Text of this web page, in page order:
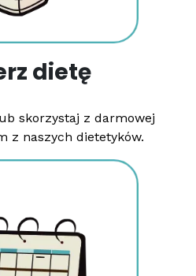
dietę
skorzystaj z darmowej
z naszych dietetyków.